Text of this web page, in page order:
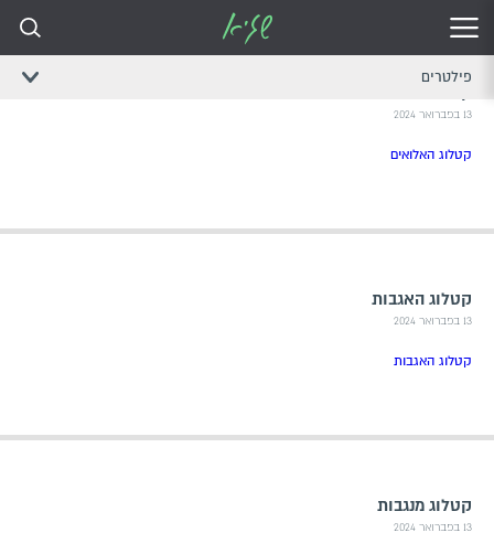
פילטרים
13 בפברואר 2024
קטלוג האלואים
קטלוג האגבות
13 בפברואר 2024
קטלוג האגבות
קטלוג מנגבות
13 בפברואר 2024